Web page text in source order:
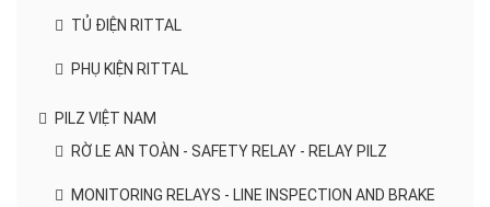
TỦ ĐIỆN RITTAL
PHỤ KIỆN RITTAL
PILZ VIỆT NAM
RỜ LE AN TOÀN - SAFETY RELAY - RELAY PILZ
MONITORING RELAYS - LINE INSPECTION AND BRAKE